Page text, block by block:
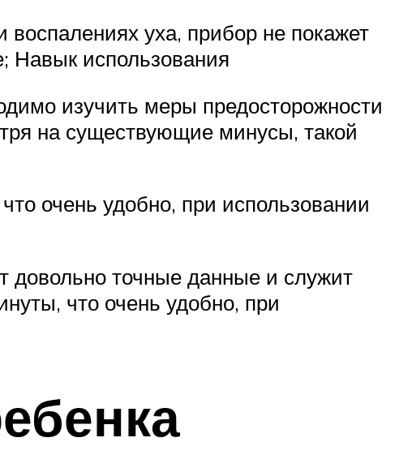
уха, прибор не покажет
Навык использования
изучить меры предосторожности
на существующие минусы, такой
очень удобно, при использовании
довольно точные данные и служит
что очень удобно, при